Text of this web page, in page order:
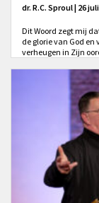
dr. R.C. Sproul | 26
Dit Woord zegt mij
de glorie van God
verheugen in Zijn